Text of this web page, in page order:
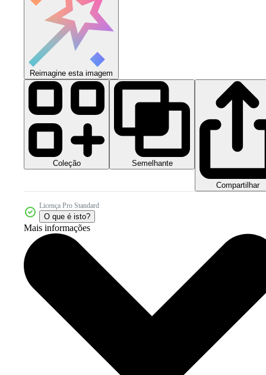
Reimagine esta imagem
Coleção Semelhante
Compartilhar
Licença Pro Standard
O que é isto?
Mais informações